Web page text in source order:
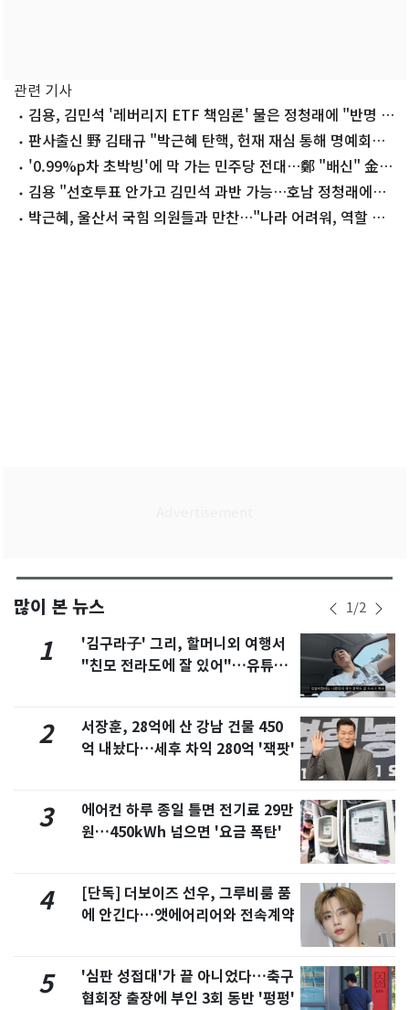
관련 기사
김용, 김민석 '레버리지 ETF 책임론' 물은 정청래에 "반명 커
밍아웃하라"
판사출신 野 김태규 "박근혜 탄핵, 헌재 재심 통해 명예회복
필요"
'0.99%p차 초박빙'에 막 가는 민주당 전대…鄭 "배신" 金
"명운"
김용 "선호투표 안가고 김민석 과반 가능…호남 정청래에게
돌아서"
박근혜, 울산서 국힘 의원들과 만찬…"나라 어려워, 역할 잘
많이 본 뉴스 1/2
1
'김구라子' 그리, 할머니외 여행서
"친모 전라도에 잘 있어"…유튜브
2
서장훈, 28억에 산 강남 건물 450
억 내놨다…세후 차익 280억 '잭팟'
3
에어컨 하루 종일 틀면 전기료 29만
원…450kWh 넘으면 '요금 폭탄'
4
[단독] 더보이즈 선우, 그루비룸 품
에 안긴다…앳에어리어와 전속계약
5
'심판 성접대'가 끝 아니었다…축구
협회장 출장에 부인 3회 동반 '펑펑'